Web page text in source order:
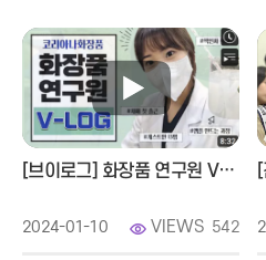
돔 같은 거 돌아가는 것, 건축 등등,
그리고 소프트웨어 설계 이런 거 다
기본입니다. 왜냐하면 애초에 천문학
빅데이터란 말이 나오기 전부터 빅
저도 제 논문이 빅데이터였어요. 근
아무튼 저는 근데 기계를 좋아했잖
천문대 망원경을 관리할 수 있으면서
왜나면 그거를 항시 준비를 해야지
[브이로그] 화장품 연구원 V-LOG
2024-01-10 VIEWS 542